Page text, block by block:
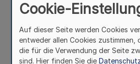
Verwaltungsvorschrift
Cookie-
Auf dieser Seite werden Cookies
entweder allen Cookies zustimmen,
die für die Verwendung der Seite
sind. Hier finden Sie die